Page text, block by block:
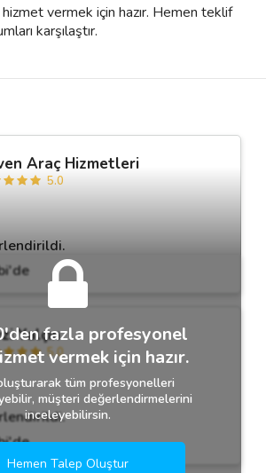
vermek için hazır. Hemen teklif
karşılaştır.
Araç Hizmetleri
5.0
Yalçın
5.0
fazla profesyonel
vermek için hazır.
tüm profesyonelleri
müşteri değerlendirmelerini
inceleyebilirsin.
Hemen Talep Oluştur